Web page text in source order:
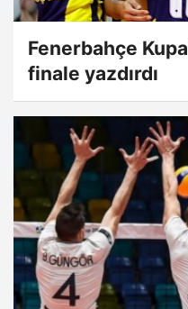
Fenerbahçe
finale yazdırdı